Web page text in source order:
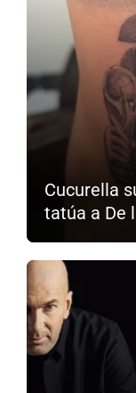
Cucurella
tatúa a De